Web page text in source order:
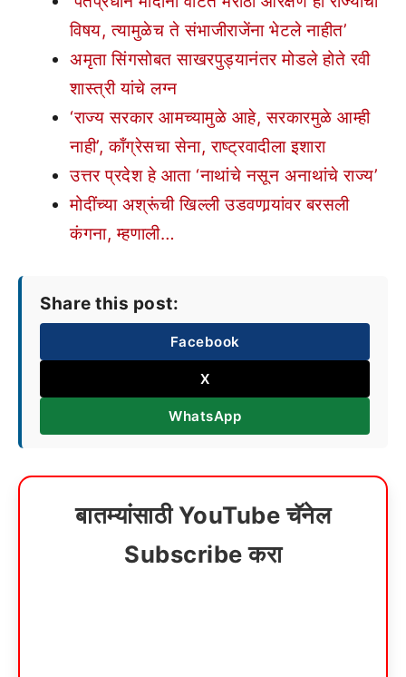
विषय, त्यामुळेच ते संभाजीराजेंना भेटले नाहीत’
अमृता सिंगसोबत साखरपुड्यानंतर मोडले होते रवी
शास्त्री यांचे लग्न
‘राज्य सरकार आमच्यामुळे आहे, सरकारमुळे आम्ही
नाही’, काँग्रेसचा सेना, राष्ट्रवादीला इशारा
उत्तर प्रदेश हे आता ‘नाथांचे नसून अनाथांचे राज्य’
मोदींच्या अश्रूंची खिल्ली उडवणार्‍यांवर बरसली
कंगना, म्हणाली…
Share this post:
Facebook
X
WhatsApp
बातम्यांसाठी YouTube चॅनेल
Subscribe करा